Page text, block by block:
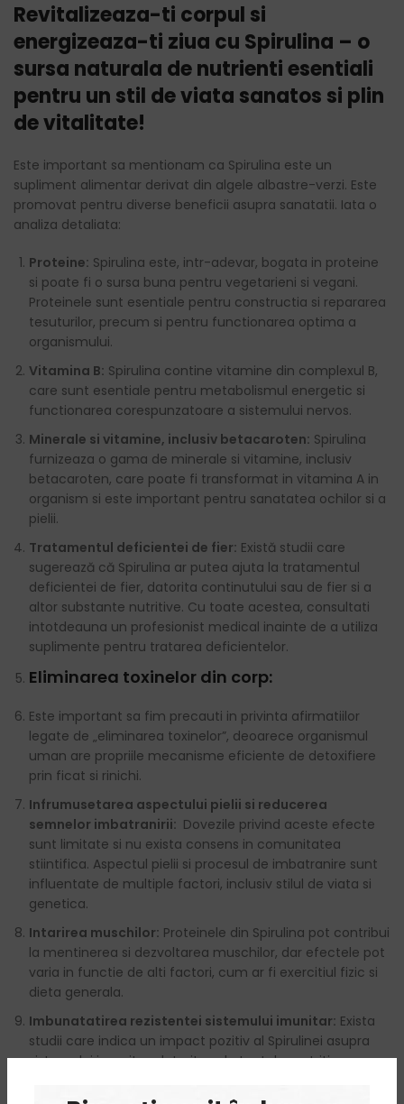
Revitalizeaza-ti corpul si
energizeaza-ti ziua cu Spirulina – o
sursa naturala de nutrienti esentiali
pentru un stil de viata sanatos si plin
de vitalitate!
Este important sa mentionam ca Spirulina este un
supliment alimentar derivat din algele albastre-verzi. Este
promovat pentru diverse beneficii asupra sanatatii. Iata o
analiza detaliata:
Proteine: Spirulina este, intr-adevar, bogata in proteine
si poate fi o sursa buna pentru vegetarieni si vegani.
Proteinele sunt esentiale pentru constructia si repararea
tesuturilor, precum si pentru functionarea optima a
organismului.
Vitamina B: Spirulina contine vitamine din complexul B,
care sunt esentiale pentru metabolismul energetic si
functionarea corespunzatoare a sistemului nervos.
Minerale si vitamine, inclusiv betacaroten: Spirulina
furnizeaza o gama de minerale si vitamine, inclusiv
betacaroten, care poate fi transformat in vitamina A in
organism si este important pentru sanatatea ochilor si a
pielii.
Tratamentul deficientei de fier: Există studii care
sugerează că Spirulina ar putea ajuta la tratamentul
deficientei de fier, datorita continutului sau de fier si a
altor substante nutritive. Cu toate acestea, consultati
intotdeauna un profesionist medical inainte de a utiliza
suplimente pentru tratarea deficientelor.
Eliminarea toxinelor din corp:
Este important sa fim precauti in privinta afirmatiilor
legate de „eliminarea toxinelor”, deoarece organismul
uman are propriile mecanisme eficiente de detoxifiere
prin ficat si rinichi.
Infrumusetarea aspectului pielii si reducerea
semnelor imbatranirii: Dovezile privind aceste efecte
sunt limitate si nu exista consens in comunitatea
stiintifica. Aspectul pielii si procesul de imbatranire sunt
influentate de multiple factori, inclusiv stilul de viata si
genetica.
Intarirea muschilor: Proteinele din Spirulina pot contribui
la mentinerea si dezvoltarea muschilor, dar efectele pot
varia in functie de alti factori, cum ar fi exercitiul fizic si
dieta generala.
Imbunatatirea rezistentei sistemului imunitar: Exista
studii care indica un impact pozitiv al Spirulinei asupra
sistemului imunitar, datorita substantelor nutritive
garantie ca acest lucru se va traduce intr-o imunitate